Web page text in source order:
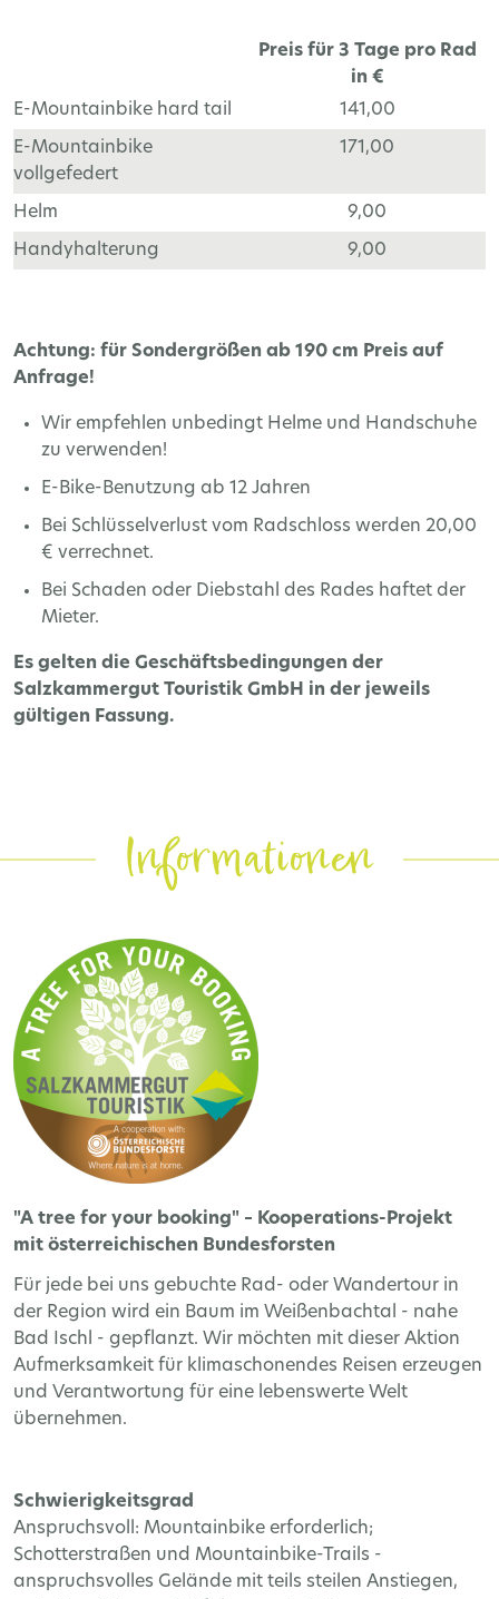
Preis für 3 Tage pro Rad
in €
E-Mountainbike hard tail
141,00
E-Mountainbike
vollgefedert
171,00
Helm 9,00
Handyhalterung 9,00
Achtung: für Sondergrößen ab 190 cm Preis auf
Anfrage!
Wir empfehlen unbedingt Helme und Handschuhe
zu verwenden!
E-Bike-Benutzung ab 12 Jahren
Bei Schlüsselverlust vom Radschloss werden 20,00
€ verrechnet.
Bei Schaden oder Diebstahl des Rades haftet der
Mieter.
Es gelten die Geschäftsbedingungen der
Salzkammergut Touristik GmbH in der jeweils
gültigen Fassung.
Informationen
"A tree for your booking" – Kooperations-Projekt
mit österreichischen Bundesforsten
Für jede bei uns gebuchte Rad- oder Wandertour in
der Region wird ein Baum im Weißenbachtal - nahe
Bad Ischl - gepflanzt. Wir möchten mit dieser Aktion
Aufmerksamkeit für klimaschonendes Reisen erzeugen
und Verantwortung für eine lebenswerte Welt
übernehmen.
Schwierigkeitsgrad
Anspruchsvoll: Mountainbike erforderlich;
Schotterstraßen und Mountainbike-Trails -
anspruchsvolles Gelände mit teils steilen Anstiegen,